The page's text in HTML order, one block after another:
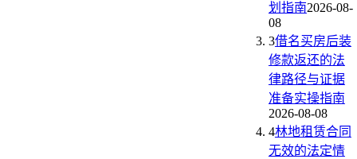
划指南2026-08-
08
3借名买房后装
修款返还的法
律路径与证据
准备实操指南
2026-08-08
4林地租赁合同
无效的法定情